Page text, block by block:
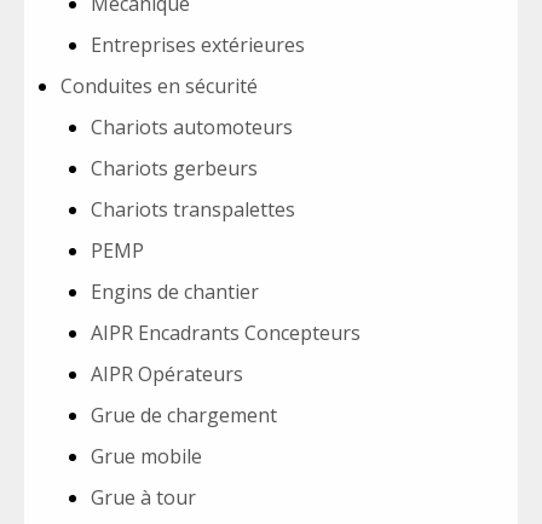
Entreprises extérieures
Conduites en sécurité
Chariots automoteurs
Chariots gerbeurs
Chariots transpalettes
PEMP
Engins de chantier
AIPR Encadrants Concepteurs
AIPR Opérateurs
Grue de chargement
Grue mobile
Grue à tour